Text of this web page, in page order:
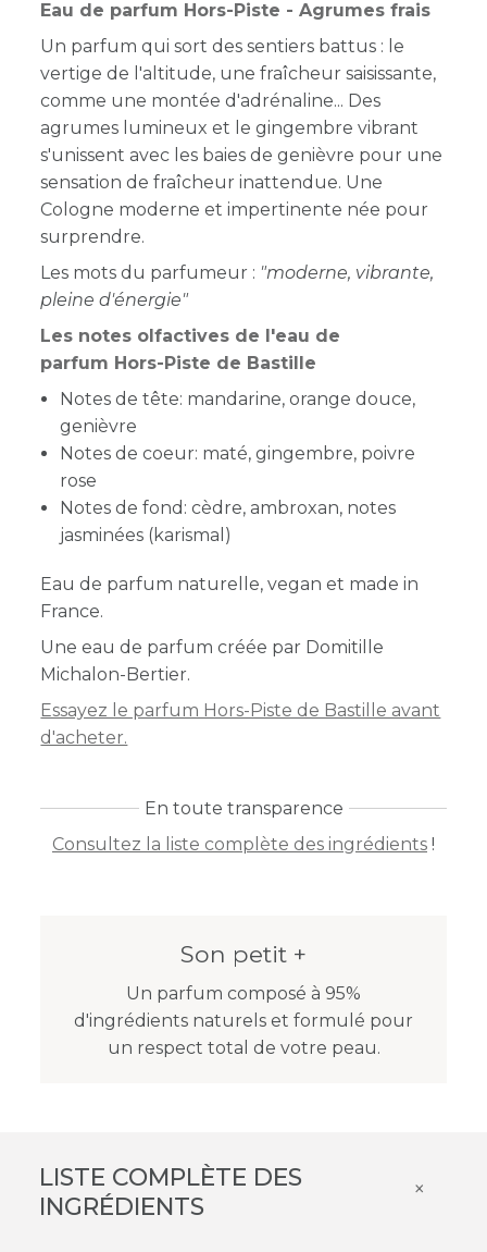
Eau de parfum Hors-Piste - Agrumes frais
Un parfum qui sort des sentiers battus : le
vertige de l'altitude, une fraîcheur saisissante,
comme une montée d'adrénaline... Des
agrumes lumineux et le gingembre vibrant
s'unissent avec les baies de genièvre pour une
sensation de fraîcheur inattendue. Une
Cologne moderne et impertinente née pour
surprendre.
Les mots du parfumeur : "moderne, vibrante,
pleine d'énergie"
Les notes olfactives de l'eau de
parfum Hors-Piste de Bastille
Notes de tête: mandarine, orange douce,
genièvre
Notes de coeur: maté, gingembre, poivre
rose
Notes de fond: cèdre, ambroxan, notes
jasminées (karismal)
Eau de parfum naturelle, vegan et made in
France.
Une eau de parfum créée par Domitille
Michalon-Bertier.
Essayez le parfum Hors-Piste de Bastille avant
d'acheter.
En toute transparence
Consultez la liste complète des ingrédients !
Son petit +
Un parfum composé à 95%
d'ingrédients naturels et formulé pour
un respect total de votre peau.
LISTE COMPLÈTE DES
INGRÉDIENTS
×